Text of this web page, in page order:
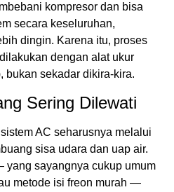
kompresor dan bisa
secara keseluruhan,
dingin. Karena itu, proses
dengan alat ukur
bukan sekadar dikira-kira.
Sering Dilewati
AC seharusnya melalui
sisa udara dan uap air.
sayangnya cukup umum
metode isi freon murah —